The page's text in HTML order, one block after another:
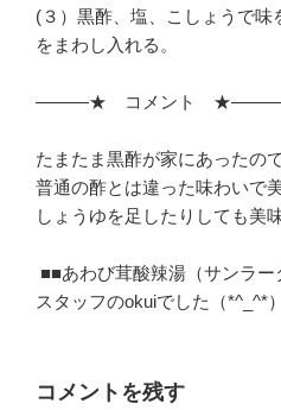
(３）黒酢、塩、こしょうで
をまわし入れる。
———★ コメント
たまたま黒酢が家にあったの
普通の酢とは違った味わいで
しょうゆを足したりしても美
■■あわび茸酸辣湯（サンラー
スタッフのokuiでした（*^_^*）
コメントを残す